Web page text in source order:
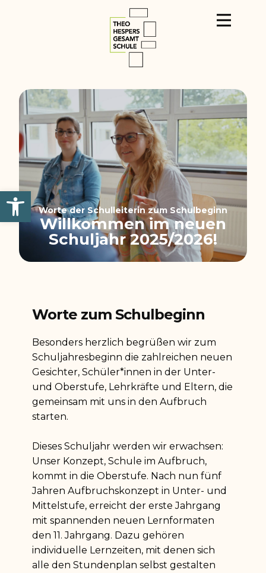
Werkzeugleiste öffnen
Willkommen im neuen
Schuljahr 2025/2026!
Worte der Schulleiterin zum Schulbeginn
Worte zum Schulbeginn
Besonders herzlich begrüßen wir zum
Schuljahresbeginn die zahlreichen neuen
Gesichter, Schüler*innen in der Unter-
und Oberstufe, Lehrkräfte und Eltern, die
gemeinsam mit uns in den Aufbruch
starten.
Dieses Schuljahr werden wir erwachsen:
Unser Konzept, Schule im Aufbruch,
kommt in die Oberstufe. Nach nun fünf
Jahren Aufbruchskonzept in Unter- und
Mittelstufe, erreicht der erste Jahrgang
mit spannenden neuen Lernformaten
den 11. Jahrgang. Dazu gehören
individuelle Lernzeiten, mit denen sich
alle den Stundenplan selbst gestalten